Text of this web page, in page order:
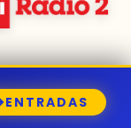
ENTRADAS